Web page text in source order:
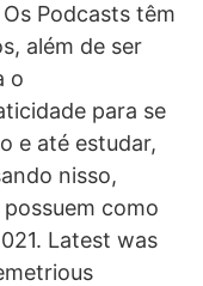
Podcasts têm
além de ser
o
para se
e até estudar,
nisso,
como
Latest was